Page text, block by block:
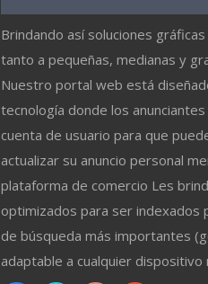
Brindando así soluciones
tanto a pequeñas, medianas y
Nuestro portal web está
tecnología donde los anunciantes
cuenta de usuario para que
actualizar su anuncio personal
plataforma de comercio Les
optimizados para ser indexados
de búsqueda más importantes
adaptable a cualquier dispositivo